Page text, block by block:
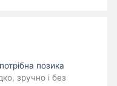
позика
зручно і без